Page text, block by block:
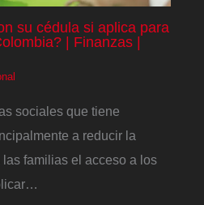
su cédula si aplica para
| Finanzas |
sociales que tiene
a reducir la
familias el acceso a los